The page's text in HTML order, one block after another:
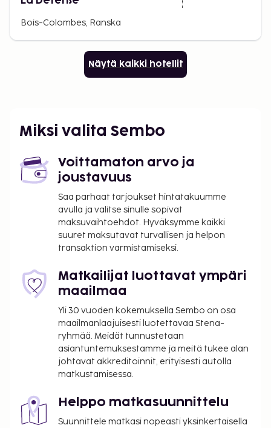
Bois-Colombes, Ranska
Näytä kaikki hotellit
Miksi valita Sembo
Voittamaton arvo ja
joustavuus
Saa parhaat tarjoukset hintatakuumme
avulla ja valitse sinulle sopivat
maksuvaihtoehdot. Hyväksymme kaikki
suuret maksutavat turvallisen ja helpon
transaktion varmistamiseksi.
Matkailijat luottavat ympäri
maailmaa
Yli 30 vuoden kokemuksella Sembo on osa
maailmanlaajuisesti luotettavaa Stena-
ryhmää. Meidät tunnustetaan
asiantuntemuksestamme ja meitä tukee alan
johtavat akkreditoinnit, erityisesti autolla
matkustamisessa.
Helppo matkasuunnittelu
Suunnittele matkasi nopeasti yksinkertaisella